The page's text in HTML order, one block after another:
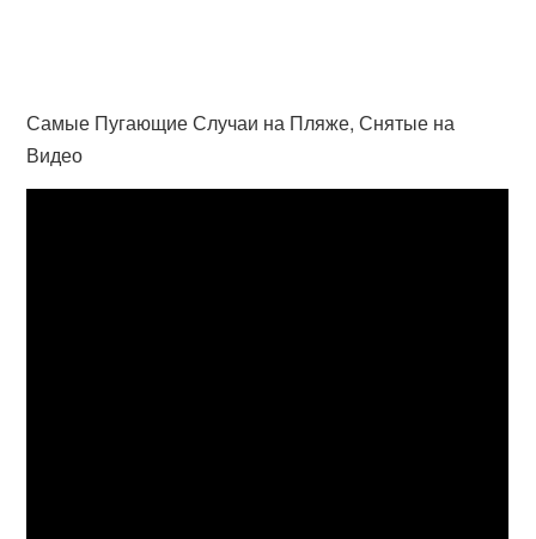
Самые Пугающие Случаи на Пляже, Снятые на
Видео